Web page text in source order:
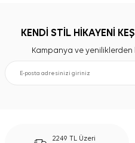
KENDİ STİL HİKAYENİ
Kampanya ve
2249 TL Üzeri